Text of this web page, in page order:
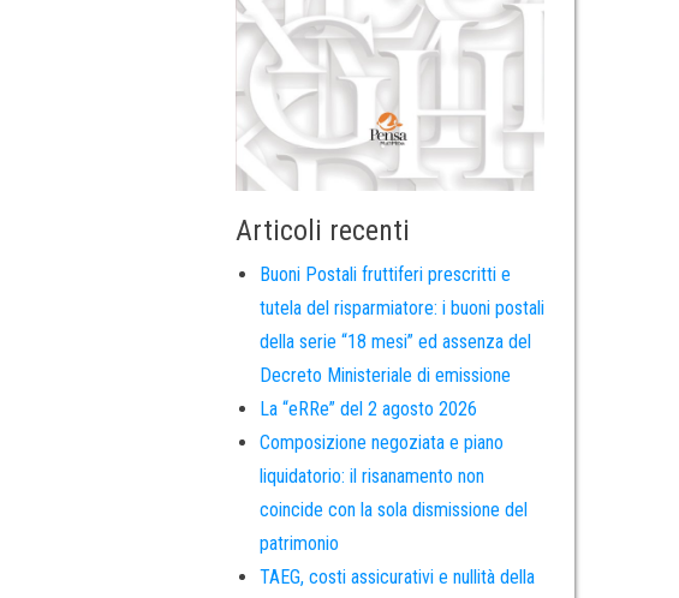
Articoli recenti
Buoni Postali fruttiferi prescritti e
tutela del risparmiatore: i buoni postali
della serie “18 mesi” ed assenza del
Decreto Ministeriale di emissione
La “eRRe” del 2 agosto 2026
Composizione negoziata e piano
liquidatorio: il risanamento non
coincide con la sola dismissione del
patrimonio
TAEG, costi assicurativi e nullità della